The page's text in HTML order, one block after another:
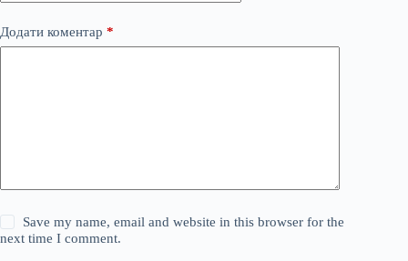
Додати коментар *
Save my name, email and website in this browser for the
next time I comment.